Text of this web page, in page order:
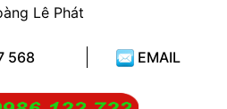
568 EMAIL